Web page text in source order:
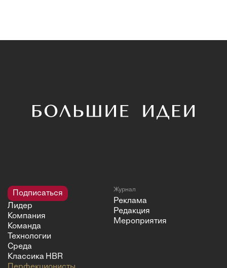
Подписаться
Лидер
Компания
Команда
Технологии
Среда
Классика HBR
Журнал
Реклама
Редакция
Мероприятия